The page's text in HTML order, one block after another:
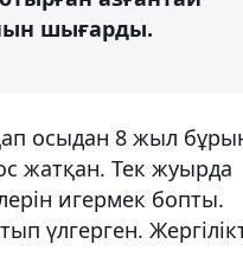
шығарды.
осыдан 8 жыл
жатқан. Тек жуырда
игермек бопты.
үлгерген.